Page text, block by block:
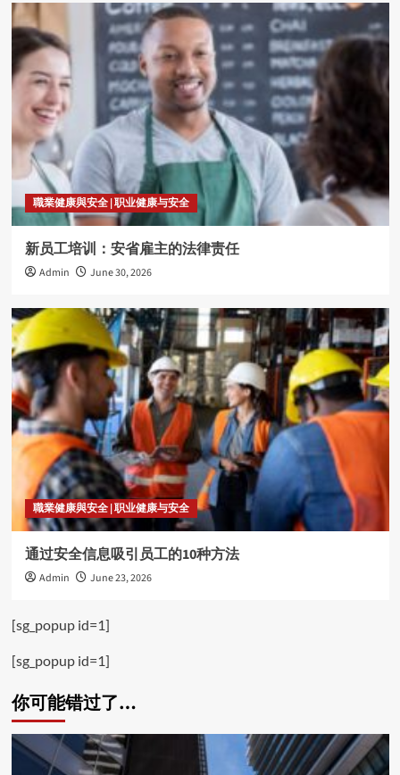
職業健康與安全 | 职业健康与安全
新员工培训：安省雇主的法律责任
Admin June 30, 2026
職業健康與安全 | 职业健康与安全
通过安全信息吸引员工的10种方法
Admin June 23, 2026
[sg_popup id=1]
[sg_popup id=1]
你可能错过了…